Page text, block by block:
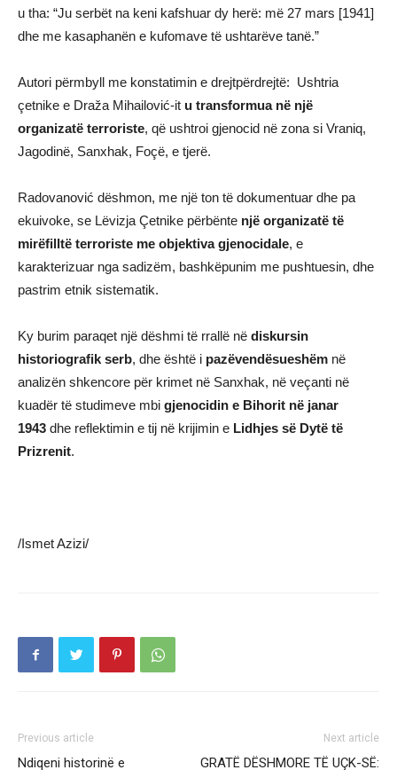
u tha: “Ju serbët na keni kafshuar dy herë: më 27 mars [1941]
dhe me kasaphanën e kufomave të ushtarëve tanë.”
Autori përmbyll me konstatimin e drejtpërdrejtë: Ushtria
çetnike e Draža Mihailović-it u transformua në një
organizatë terroriste, që ushtroi gjenocid në zona si Vraniq,
Jagodinë, Sanxhak, Foçë, e tjerë.
Radovanović dëshmon, me një ton të dokumentuar dhe pa
ekuivoke, se Lëvizja Çetnike përbënte një organizatë të
mirëfilltë terroriste me objektiva gjenocidale, e
karakterizuar nga sadizëm, bashkëpunim me pushtuesin, dhe
pastrim etnik sistematik.
Ky burim paraqet një dëshmi të rrallë në diskursin
historiografik serb, dhe është i pazëvendësueshëm në
analizën shkencore për krimet në Sanxhak, në veçanti në
kuadër të studimeve mbi gjenocidin e Bihorit në janar
1943 dhe reflektimin e tij në krijimin e Lidhjes së Dytë të
Prizrenit.
/Ismet Azizi/
Previous article
Ndiqeni historinë e
Next article
GRATË DËSHMORE TË UÇK-SË: